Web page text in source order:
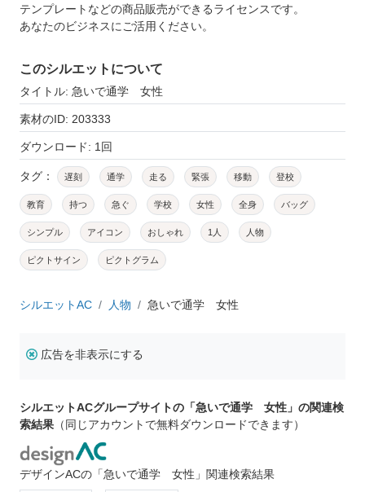
テンプレートなどの商品販売ができるライセンスです。
あなたのビジネスにご活用ください。
このシルエットについて
タイトル: 急いで通学 女性
素材のID: 203333
ダウンロード: 1回
タグ： 遅刻 通学 走る 緊張 移動 登校
教育 持つ 急ぐ 学校 女性 全身 バッグ
シンプル アイコン おしゃれ 1人 人物
ピクトサイン ピクトグラム
シルエットAC 人物 急いで通学 女性
広告を非表示にする
シルエットACグループサイトの「急いで通学 女性」の関連検
索結果 （同じアカウントで無料ダウンロードできます）
デザインACの「急いで通学 女性」関連検索結果